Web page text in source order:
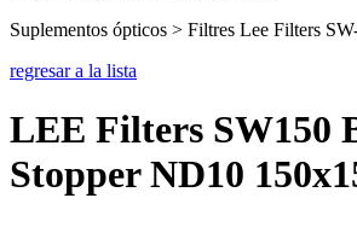
Suplementos ópticos > Filtres Lee Filters
regresar a la lista
LEE Filters SW150
Stopper ND10